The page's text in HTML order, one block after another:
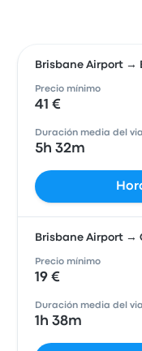
Brisbane Airport →
Precio mínimo
41 €
Duración media del
5h 32m
Brisbane Airport →
Precio mínimo
19 €
Duración media del
1h 38m